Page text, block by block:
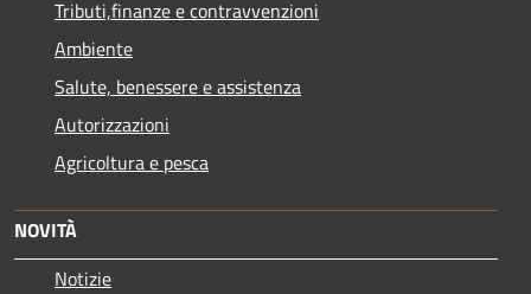
Tributi,finanze e contravvenzioni
Ambiente
Salute, benessere e assistenza
Autorizzazioni
Agricoltura e pesca
NOVITÀ
Notizie